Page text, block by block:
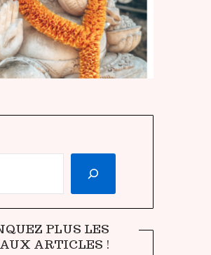
PLUS LES
ARTICLES !